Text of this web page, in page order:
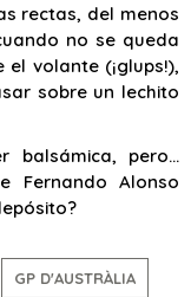
rectas, del menos
no se queda
volante (¡glups!),
sobre un lechito
balsámica, pero…
Fernando Alonso
GP D'AUSTRÀLIA